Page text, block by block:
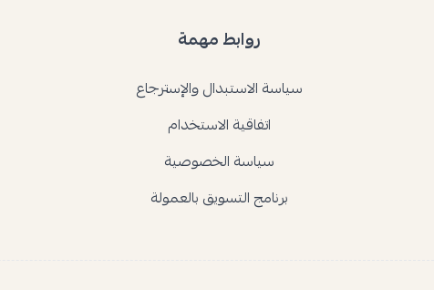
روابط مهمة
سياسة الاستبدال والإسترجاع
اتفاقية الاستخدام
سياسة الخصوصية
برنامج التسويق بالعمولة